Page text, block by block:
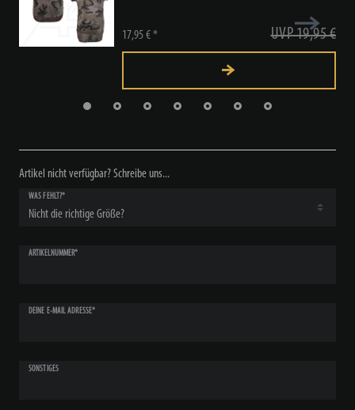
UVP 19,95 €
17,95 € *
Artikel nicht verfügbar? Schreibe uns...
WAS FEHLT?*
ARTIKELNUMMER*
DEINE E-MAIL ADRESSE*
SONSTIGES